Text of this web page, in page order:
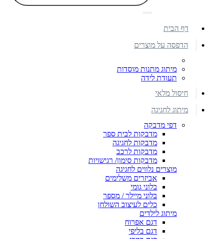
דף הבית
הדפסה על מוצרים
מיתוג מתנות מוסדות
תעודת לידה
חיסול מלאי
מיתוג לחגיגה
דפי מדבקה
מדבקות לבית ספר
מדבקות לחגיגה
מדבקות לרכב
מדבקות סימון/ רגישויות
מוצרים נלווים לחגיגה
אביזרים משלימים
בלוני גומי
בלוני מיילר / מספר
כלים לעיצוב השולחן
מיתוג לילדים
דגם אפרוח
דגם בליפי